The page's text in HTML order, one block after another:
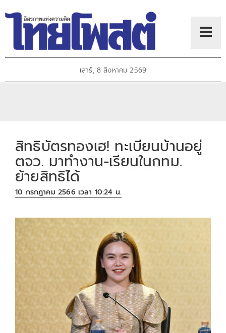
เสาร์, 8 สิงหาคม 2569
สิทธิบัตรทองเฮ! ทะเบียนบ้านอยู่
ตจว. มาทำงาน-เรียนในกทม.
ย้ายสิทธิได้
10 กรกฎาคม 2566 เวลา 10:24 น.